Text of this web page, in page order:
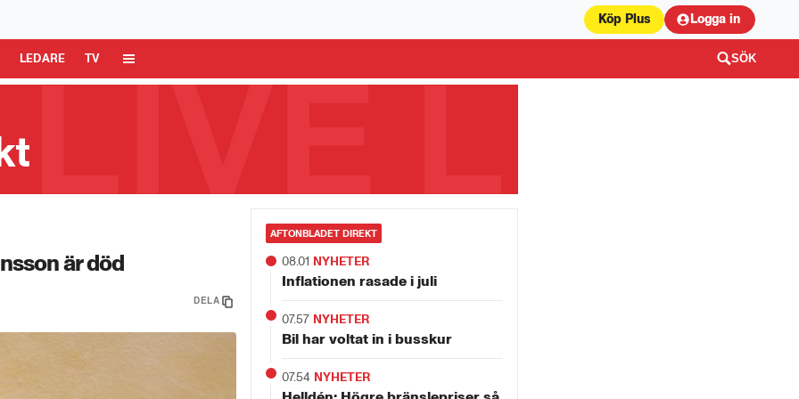
Köp Plus Logga in
LEDARE TV SÖK
AB är ansvarig för dina data på denna webbplats.
är död
DELA
AFTONBLADET DIREKT
08.01 NYHETER
Inflationen rasade i juli
07.57 NYHETER
Bil har voltat in i busskur
07.54 NYHETER